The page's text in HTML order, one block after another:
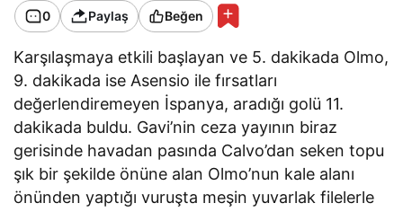
0 Paylaş Beğen
Karşılaşmaya etkili başlayan ve 5. dakikada Olmo,
9. dakikada ise Asensio ile fırsatları
değerlendiremeyen İspanya, aradığı golü 11.
dakikada buldu. Gavi’nin ceza yayının biraz
gerisinde havadan pasında Calvo’dan seken topu
şık bir şekilde önüne alan Olmo’nun kale alanı
önünden yaptığı vuruşta meşin yuvarlak filelerle